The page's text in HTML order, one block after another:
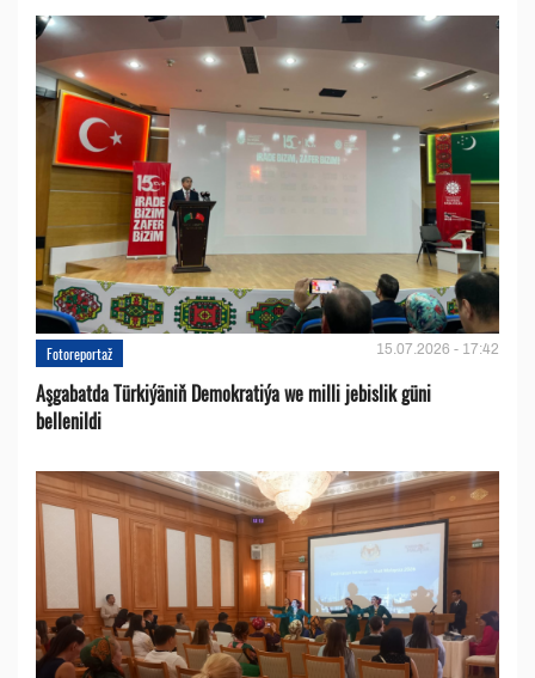
Fotoreportaž 15.07.2026 - 17:42
Aşgabatda Türkiýäniň Demokratiýa we milli jebislik güni
bellenildi